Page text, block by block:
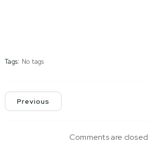
Tags: No tags
Previous
Comments are closed